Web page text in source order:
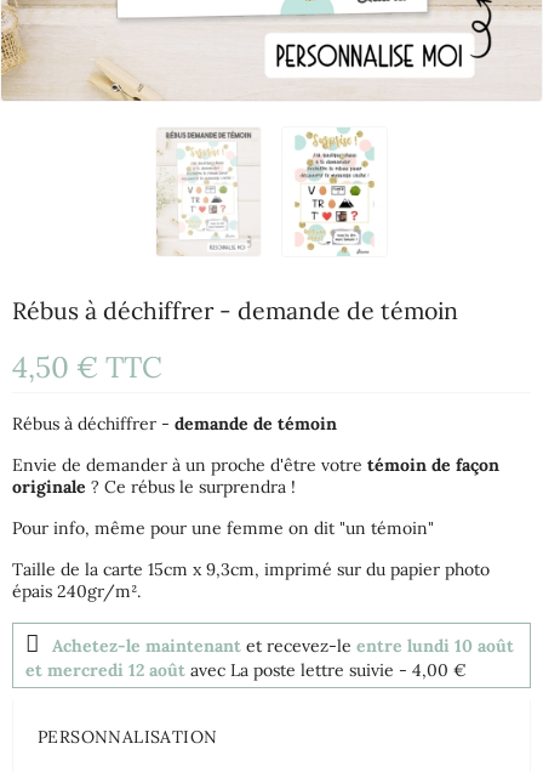
Rébus à déchiffrer - demande de témoin
4,50 € TTC
Rébus à déchiffrer - demande de témoin
Envie de demander à un proche d'être votre témoin de façon
originale ? Ce rébus le surprendra !
Pour info, même pour une femme on dit "un témoin"
Taille de la carte 15cm x 9,3cm, imprimé sur du papier photo
épais 240gr/m².
Achetez-le maintenant et recevez-le entre lundi 10 août
et mercredi 12 août avec La poste lettre suivie - 4,00 €
PERSONNALISATION